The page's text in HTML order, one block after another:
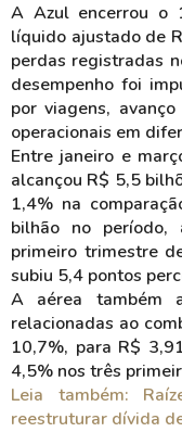
A Azul encerrou o
líquido ajustado de
perdas registradas
desempenho foi
por viagens,
operacionais em
Entre janeiro e
alcançou R$ 5,5
1,4% na
bilhão no
primeiro trimestre
subiu 5,4 pontos
A aérea também
relacionadas ao
10,7%, para R$
4,5% nos três
Leia também:
reestruturar dívida